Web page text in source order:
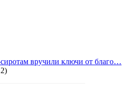
вручили ключи от благо…